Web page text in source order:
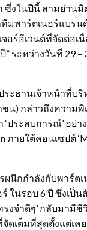
งในปีนี้ สามย่านมิ
มพาร์ตเนอร์แบรน
จอร์อีเวนต์ที่จัดต่อ
ระหว่างวันที่ 29 –
ะธานเจ้าหน้าที่บ
น) กล่าวถึงความ
ระสบการณ์’ อย่า
ภายใต้คอนเซปต์
นึกกำลังกับพาร์ต
ร์ ในรอบ 6 ปี ซึ่ง
รงจำดีๆ’ กลับมา
ดเต็มที่สุดตั้งแต่เค